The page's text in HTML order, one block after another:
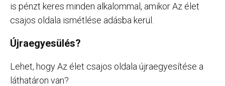
is pénzt keres minden alkalommal, amikor Az élet
csajos oldala ismétlése adásba kerül.
Újraegyesülés?
Lehet, hogy Az élet csajos oldala újraegyesítése a
láthatáron van?